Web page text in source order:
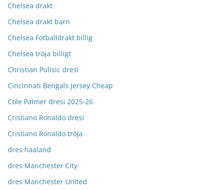
Chelsea drakt
Chelsea drakt barn
Chelsea Fotballdrakt billig
Chelsea tröja billigt
Christian Pulisic dresi
Cincinnati Bengals Jersey Cheap
Cole Palmer dresi 2025-26
Cristiano Ronaldo dresi
Cristiano Ronaldo tröja
dres haaland
dres Manchester City
dres Manchester United